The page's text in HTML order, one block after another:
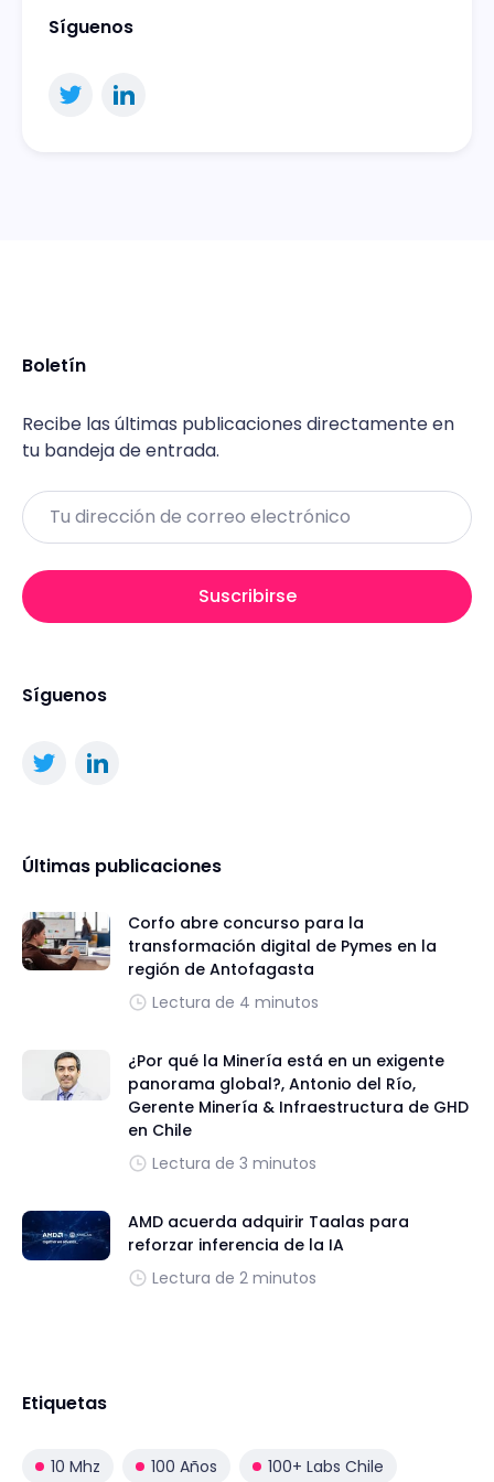
Síguenos
Boletín
Recibe las últimas publicaciones directamente en
tu bandeja de entrada.
Email
Suscribirse
Síguenos
Últimas publicaciones
Corfo abre concurso para la
transformación digital de Pymes en la
región de Antofagasta
Lectura de 4 minutos
¿Por qué la Minería está en un exigente
panorama global?, Antonio del Río,
Gerente Minería & Infraestructura de GHD
en Chile
Lectura de 3 minutos
AMD acuerda adquirir Taalas para
reforzar inferencia de la IA
Lectura de 2 minutos
Etiquetas
10 Mhz 100 Años 100+ Labs Chile